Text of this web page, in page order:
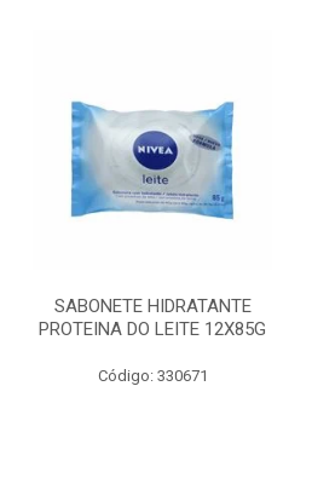
SABONETE HIDRATANTE
PROTEINA DO LEITE 12X85G
Código: 330671